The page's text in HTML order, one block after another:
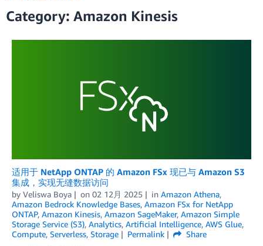
版本
Category: Amazon Kinesis
适用于 NetApp ONTAP 的 Amazon FSx 现已与 Amazon S3
集成，实现无缝数据访问
by Veliswa Boya on 02 12月 2025 in Amazon Athena,
Amazon Bedrock Knowledge Bases, Amazon FSx for NetApp
ONTAP, Amazon Kinesis, Amazon SageMaker, Amazon Simple
Storage Service (S3), Analytics, Artificial Intelligence, AWS Glue,
Compute, Serverless, Storage Permalink
Share